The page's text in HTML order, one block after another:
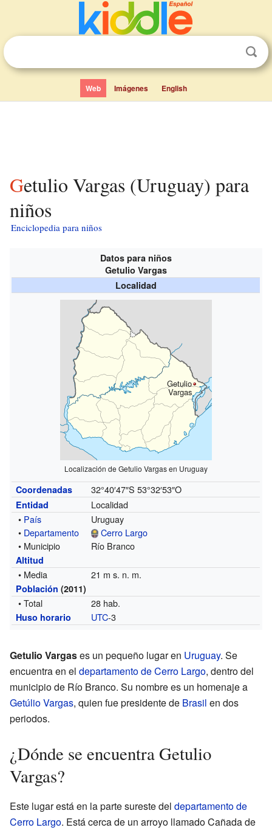
Web Imágenes English
Getulio Vargas (Uruguay) para
niños
Enciclopedia para niños
Datos para niños
Getulio Vargas
Localidad
Getulio
Vargas
Localización de Getulio Vargas en Uruguay
Coordenadas 32°40′47″S 53°32′53″O
Entidad
Localidad
• País
Uruguay
• Departamento
Cerro Largo
• Municipio
Río Branco
Altitud
• Media 21 m s. n. m.
Población (2011)
• Total 28 hab.
Huso horario UTC-3
Getulio Vargases un pequeño lugar en Uruguay. Se
encuentra en el departamento de Cerro Largo, dentro del
municipio de Río Branco. Su nombre es un homenaje a
Getúlio Vargas, quien fue presidente de Brasil en dos
periodos.
¿Dónde se encuentra Getulio
Vargas?
Este lugar está en la parte sureste del departamento de
Cerro Largo. Está cerca de un arroyo llamado Cañada de